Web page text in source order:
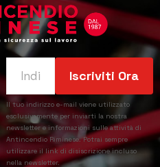
Il tuo indirizzo e-mail viene utilizzato
esclusivamente per inviarti la nostra
newsletter e informazioni sulle attività di
Antincendio Riminese. Potrai sempre
utilizzare il link di disiscrizione incluso
nella newsletter.